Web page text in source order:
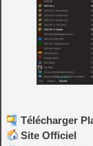
Télécharger
Site Officiel